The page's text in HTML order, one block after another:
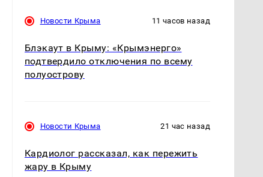
Новости Крыма 11 часов назад
Блэкаут в Крыму: «Крымэнерго»
подтвердило отключения по всему
полуострову
Новости Крыма 21 час назад
Кардиолог рассказал, как пережить
жару в Крыму